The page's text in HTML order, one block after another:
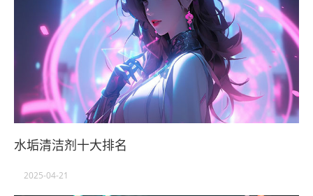
水垢清洁剂十大排名
2025-04-21